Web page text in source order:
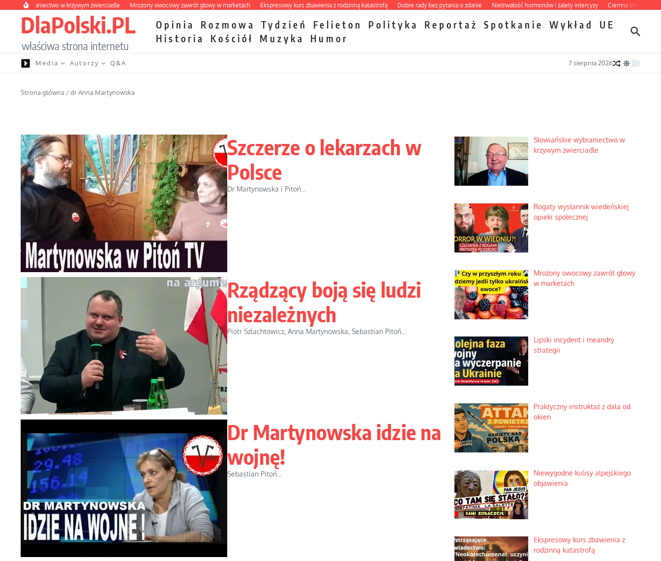
Przejdź do treści
wybraniectwo w krzywym zwierciadle Mrożony owocowy zawrót głowy w marketach Ekspresowy kurs zbawienia z rodzinną katastrofą Dobre rady bez pytania o zdanie Nietrwałość hormonów i zalety intercyzy Ciemna strona
DlaPolski.PL
właściwa strona internetu
Opinia Rozmowa Tydzień Felieton Polityka Reportaż Spotkanie Wykład
UE
Historia
Kościół Muzyka Humor
Media Autorzy Q&A 7 sierpnia 2026
Strona główna /dr Anna Martynowska
Szczerze o lekarzach w
Polsce
Dr Martynowska i Pitoń...
Rządzący boją się ludzi
niezależnych
Piotr Szlachtowicz, Anna Martynowska, Sebastian Pitoń...
Dr Martynowska idzie na
wojnę!
Sebastian Pitoń...
Słowiańskie wybraniectwo w
krzywym zwierciadle
Rogaty wysłannik wiedeńskiej
opieki społecznej
Mrożony owocowy zawrót głowy
w marketach
Lipski incydent i meandry
strategii
Praktyczny instruktaż z dala od
okien
Niewygodne kulisy alpejskiego
objawienia
Ekspresowy kurs zbawienia z
rodzinną katastrofą